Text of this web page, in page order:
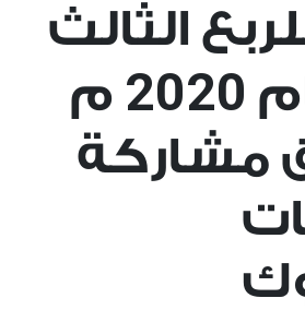
الثالث
2020 م
مشاركة